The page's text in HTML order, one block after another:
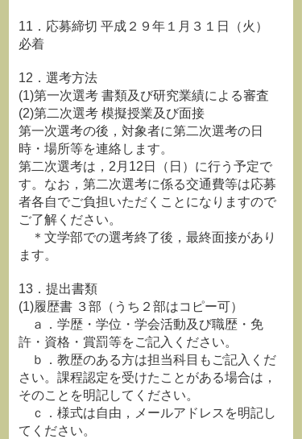
11．応募締切 平成２９年１月３１日（火）
必着
12．選考方法
(1)第一次選考 書類及び研究業績による審査
(2)第二次選考 模擬授業及び面接
第一次選考の後，対象者に第二次選考の日
時・場所等を連絡します。
第二次選考は，2月12日（日）に行う予定で
す。なお，第二次選考に係る交通費等は応募
者各自でご負担いただくことになりますので
ご了解ください。
＊文学部での選考終了後，最終面接があり
ます。
13．提出書類
(1)履歴書 ３部（うち２部はコピー可）
ａ．学歴・学位・学会活動及び職歴・免
許・資格・賞罰等をご記入ください。
ｂ．教歴のある方は担当科目もご記入くだ
さい。課程認定を受けたことがある場合は，
そのことを明記してください。
ｃ．様式は自由，メールアドレスを明記し
てください。